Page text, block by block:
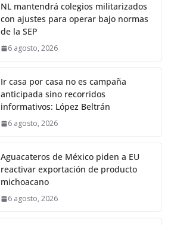
NL mantendrá colegios militarizados
con ajustes para operar bajo normas
de la SEP
6 agosto, 2026
Ir casa por casa no es campaña
anticipada sino recorridos
informativos: López Beltrán
6 agosto, 2026
Aguacateros de México piden a EU
reactivar exportación de producto
michoacano
6 agosto, 2026